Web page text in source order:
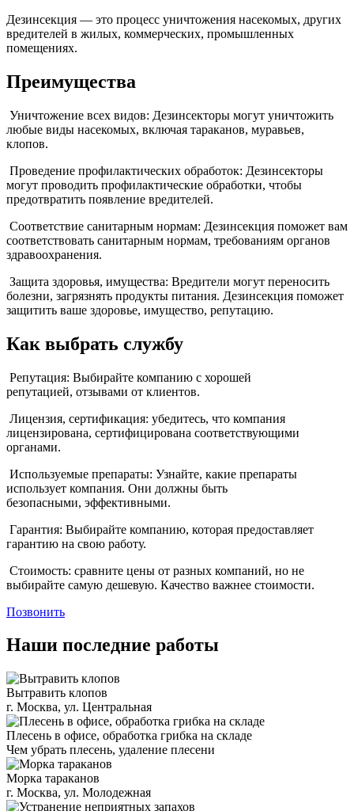
Дезинсекция — это процесс уничтожения насекомых, других
вредителей в жилых, коммерческих, промышленных
помещениях.
Преимущества
Уничтожение всех видов: Дезинсекторы могут уничтожить
любые виды насекомых, включая тараканов, муравьев,
клопов.
Проведение профилактических обработок: Дезинсекторы
могут проводить профилактические обработки, чтобы
предотвратить появление вредителей.
Соответствие санитарным нормам: Дезинсекция поможет вам
соответствовать санитарным нормам, требованиям органов
здравоохранения.
Защита здоровья, имущества: Вредители могут переносить
болезни, загрязнять продукты питания. Дезинсекция поможет
защитить ваше здоровье, имущество, репутацию.
Как выбрать службу
Репутация: Выбирайте компанию с хорошей
репутацией, отзывами от клиентов.
Лицензия, сертификация: убедитесь, что компания
лицензирована, сертифицирована соответствующими
органами.
Используемые препараты: Узнайте, какие препараты
использует компания. Они должны быть
безопасными, эффективными.
Гарантия: Выбирайте компанию, которая предоставляет
гарантию на свою работу.
Стоимость: сравните цены от разных компаний, но не
выбирайте самую дешевую. Качество важнее стоимости.
Позвонить
Наши последние работы
Вытравить клопов
г. Москва, ул. Центральная
Плесень в офисе, обработка грибка на складе
Чем убрать плесень, удаление плесени
Морка тараканов
г. Москва, ул. Молодежная